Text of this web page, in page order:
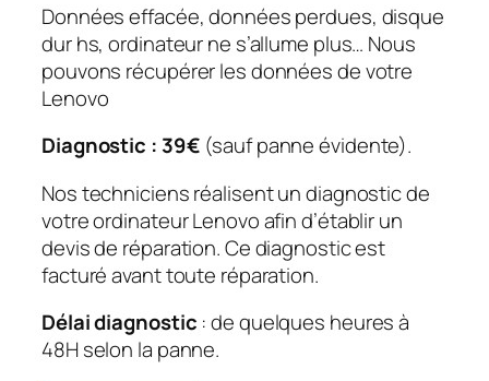
Données effacée, données perdues, disque
dur hs, ordinateur ne s’allume plus… Nous
pouvons récupérer les données de votre
Lenovo
Diagnostic : 39€ (sauf panne évidente).
Nos techniciens réalisent un diagnostic de
votre ordinateur Lenovo afin d’établir un
devis de réparation. Ce diagnostic est
facturé avant toute réparation.
Délai diagnostic : de quelques heures à
48H selon la panne.